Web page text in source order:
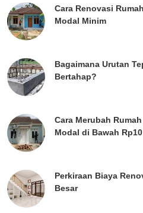
Cara Renovasi
Modal Minim
Bagaimana Urutan
Bertahap?
Cara Merubah
Modal di Bawah
Perkiraan Biaya
Besar